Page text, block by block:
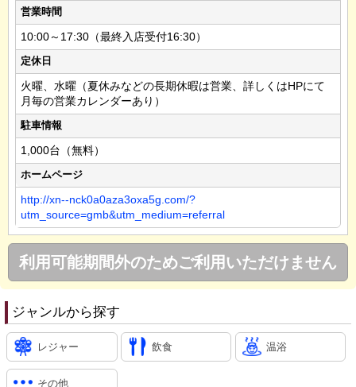
営業時間
10:00～17:30（最終入店受付16:30）
定休日
火曜、水曜（夏休みなどの長期休暇は営業、詳しくはHPにて
月毎の営業カレンダーあり）
駐車情報
1,000台（無料）
ホームページ
http://xn--nck0a0aza3oxa5g.com/?
utm_source=gmb&utm_medium=referral
利用可能期間外のためご利用いただけません
ジャンルから探す
レジャー 飲食 温浴
その他